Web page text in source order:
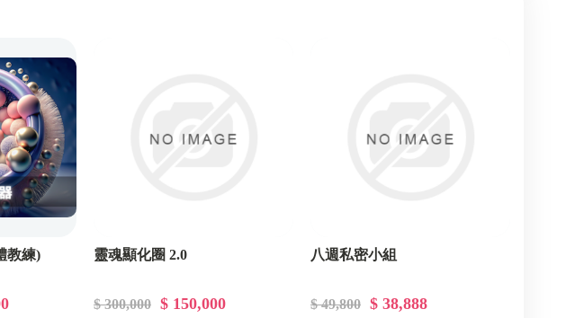
教練) 靈魂顯化圈 2.0
$ 300,000 $ 150,000
八週私密小組
$ 49,800 $ 38,888